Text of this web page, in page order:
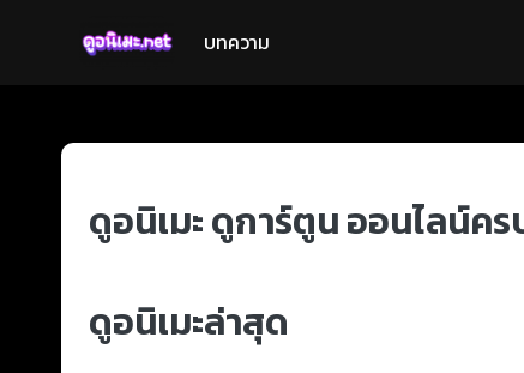
บทความ
ดูอนิเมะ ดูการ์ตูน ออนไลน์ค
ดูอนิเมะล่าสุด